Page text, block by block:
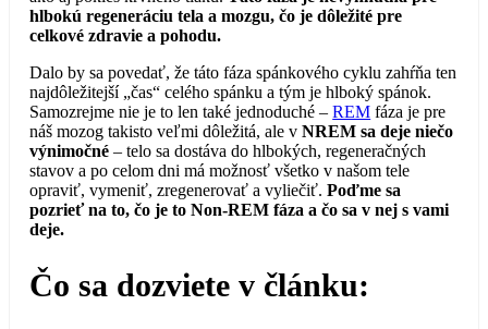
hlbokú regeneráciu tela a mozgu, čo je dôležité pre
celkové zdravie a pohodu.
Dalo by sa povedať, že táto fáza spánkového cyklu zahŕňa ten
najdôležitejší „čas“ celého spánku a tým je hlboký spánok.
Samozrejme nie je to len také jednoduché –REM fáza je pre
náš mozog takisto veľmi dôležitá, ale vNREM sa deje niečo
výnimočné– telo sa dostáva do hlbokých, regeneračných
stavov a po celom dni má možnosť všetko v našom tele
opraviť, vymeniť, zregenerovať a vyliečiť.Poďme sa
pozrieť na to, čo je to Non-REM fáza a čo sa v nej s vami
deje.
Čo sa dozviete v článku: